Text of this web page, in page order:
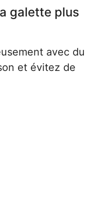
galette plus
avec du
et évitez de